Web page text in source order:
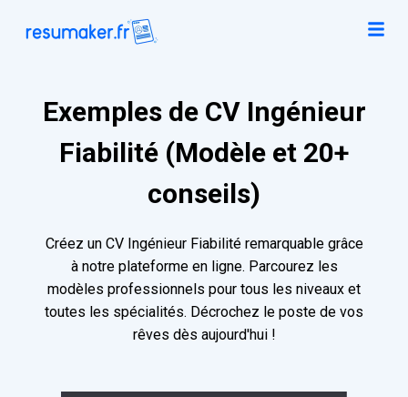
Exemples de CV Ingénieur
Fiabilité (Modèle et 20+
conseils)
Créez un CV Ingénieur Fiabilité remarquable grâce
à notre plateforme en ligne. Parcourez les
modèles professionnels pour tous les niveaux et
toutes les spécialités. Décrochez le poste de vos
rêves dès aujourd'hui !